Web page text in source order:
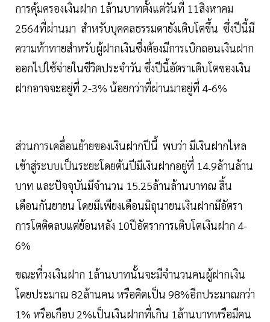
การคุ้มครองเงินฝาก 1ล้านบาทตั้งแต่วันที่ 11สิงหาคม
2564ที่ผ่านมา สำหรับบุคคลธรรมดายังเติบโตขึ้น ซึ่งปีนี้มี
ความท้าทายสำหรับผู้ฝากเงินซึ่งต้องมีการเบิกถอนเงินฝาก
ออกไปใช้จ่ายในชีวิตประจำวัน ซึ่งปีนี้อัตราเติบโตของเงิน
ฝากอาจจะอยู่ที่ 2-3% น้อยกว่าที่ผ่านมาอยู่ที่ 4-6%
ส่วนการเคลื่อนย้ายของเงินฝากปีนี้ พบว่า มีเงินฝากไหล
เข้าสู่ระบบเป็นระยะโดยต้นปีมีเงินฝากอยู่ที่ 14.9ล้านล้าน
บาท และปัจจุบันมีจำนวน 15.25ล้านล้านบาทณ สิ้น
เดือนกันยายน โดยมีเพียงเดือนมิถุนายนเงินฝากมีอัตรา
การโตติดลบแต่ย้อนหลัง 10ปีอัตราการเติบโตเงินฝาก 4-
6%
ขณะที่วงเงินฝาก 1ล้านบาทนั้นจะมีจำนวนคนผู้ฝากเงิน
โดยประมาณ 82ล้านคน หรือคิดเป็น 98%อีกประมาณกว่า
1% หรือเกือบ 2%เป็นเงินฝากที่เกิน 1ล้านบาทหรือมีคน